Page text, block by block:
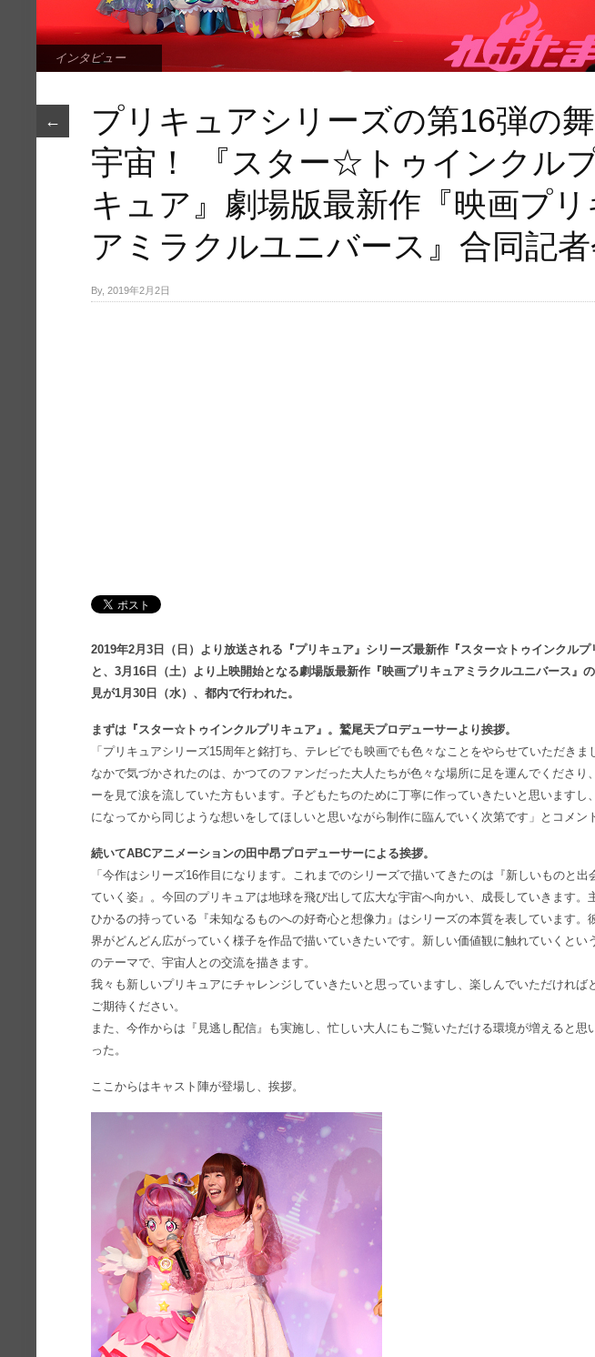
インタビュー
←
プリキュアシリーズの第16弾の
宇宙！ 『スター☆トゥインクル
キュア』劇場版最新作『映画プリ
アミラクルユニバース』合同記
By, 2019年2月2日
2019年2月3日（日）より放送される『プリキュア』シリーズ最新作『スター☆トゥインクルプ
と、3月16日（土）より上映開始となる劇場版最新作『映画プリキュアミラクルユニバース』
見が1月30日（水）、都内で行われた。
まずは『スター☆トゥインクルプリキュア』。鷲尾天プロデューサーより挨拶。
「プリキュアシリーズ15周年と銘打ち、テレビでも映画でも色々なことをやらせていただきま
なかで気づかされたのは、かつてのファンだった大人たちが色々な場所に足を運んでくださり
ーを見て涙を流していた方もいます。子どもたちのために丁寧に作っていきたいと思いますし
になってから同じような想いをしてほしいと思いながら制作に臨んでいく次第です」とコメン
続いてABCアニメーションの田中昂プロデューサーによる挨拶。
「今作はシリーズ16作目になります。これまでのシリーズで描いてきたのは『新しいものと出
ていく姿』。今回のプリキュアは地球を飛び出して広大な宇宙へ向かい、成長していきます。
ひかるの持っている『未知なるものへの好奇心と想像力』はシリーズの本質を表しています。
界がどんどん広がっていく様子を作品で描いていきたいです。新しい価値観に触れていくとい
のテーマで、宇宙人との交流を描きます。
我々も新しいプリキュアにチャレンジしていきたいと思っていますし、楽しんでいただければ
ご期待ください。
また、今作からは『見逃し配信』も実施し、忙しい大人にもご覧いただける環境が増えると思
った。
ここからはキャスト陣が登場し、挨拶。